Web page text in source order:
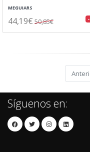
MEGUIARS
44,19€ 50,85€
Síguenos en: